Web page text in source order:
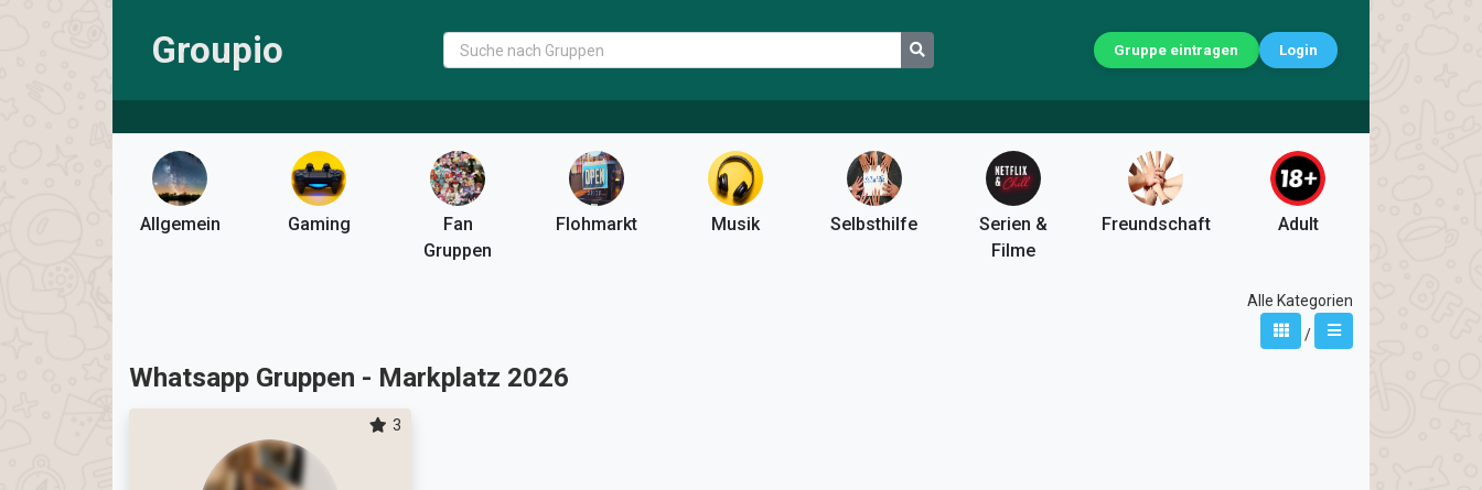
Groupio Gruppe eintragen Login
Allgemein Gaming
Fan
Gruppen
Flohmarkt Musik Selbsthilfe
Serien &
Filme
Freundschaft Adult
Alle Kategorien
/
Whatsapp Gruppen - Markplatz 2026
3